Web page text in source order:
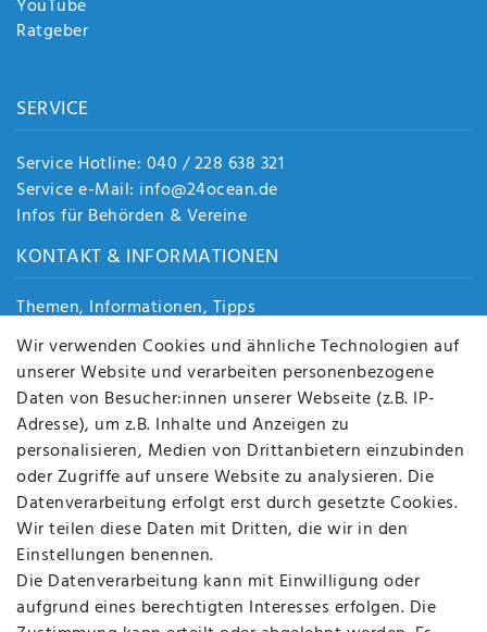
YouTube
Ratgeber
SERVICE
Service Hotline: 040 / 228 638 321
Service e-Mail: info@24ocean.de
Infos für Behörden & Vereine
KONTAKT & INFORMATIONEN
Themen, Informationen, Tipps
Jobs
Über uns
Kontakt
Datenschutz
AGB
FAQ
Batterieentsorgung
Altölverordnung
Impressum
Wir verwenden Cookies und ähnliche Technologien auf
unserer Website und verarbeiten personenbezogene
Daten von Besucher:innen unserer Webseite (z.B. IP-
Adresse), um z.B. Inhalte und Anzeigen zu
personalisieren, Medien von Drittanbietern einzubinden
oder Zugriffe auf unsere Website zu analysieren. Die
Datenverarbeitung erfolgt erst durch gesetzte Cookies.
Wir teilen diese Daten mit Dritten, die wir in den
Einstellungen benennen.
Die Datenverarbeitung kann mit Einwilligung oder
aufgrund eines berechtigten Interesses erfolgen. Die